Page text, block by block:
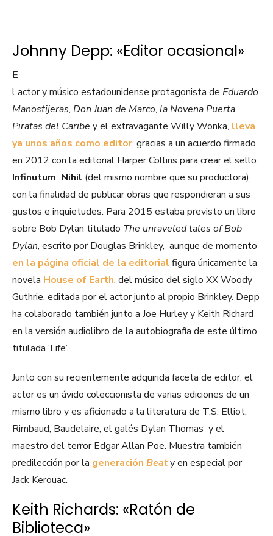
Johnny Depp: «Editor ocasional»
E
l actor y músico estadounidense protagonista de Eduardo
Manostijeras, Don Juan de Marco, la Novena Puerta,
Piratas del Caribe y el extravagante Willy Wonka, lleva
ya unos años como editor, gracias a un acuerdo firmado
en 2012 con la editorial Harper Collins para crear el sello
Infinutum Nihil (del mismo nombre que su productora),
con la finalidad de publicar obras que respondieran a sus
gustos e inquietudes. Para 2015 estaba previsto un libro
sobre Bob Dylan titulado The unraveled tales of Bob
Dylan, escrito por Douglas Brinkley, aunque de momento
en la página oficial de la editorial figura únicamente la
novela House of Earth, del músico del siglo XX Woody
Guthrie, editada por el actor junto al propio Brinkley. Depp
ha colaborado también junto a Joe Hurley y Keith Richard
en la versión audiolibro de la autobiografía de este último
titulada ‘Life’.
Junto con su recientemente adquirida faceta de editor, el
actor es un ávido coleccionista de varias ediciones de un
mismo libro y es aficionado a la literatura de T.S. Elliot,
Rimbaud, Baudelaire, el galés Dylan Thomas y el
maestro del terror Edgar Allan Poe. Muestra también
predilección por la generación Beaty en especial por
Jack Kerouac.
Keith Richards: «Ratón de
Biblioteca»